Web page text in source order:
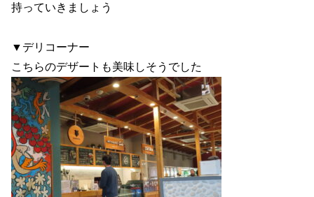
持っていきましょう
▼デリコーナー
こちらのデザートも美味しそうでした